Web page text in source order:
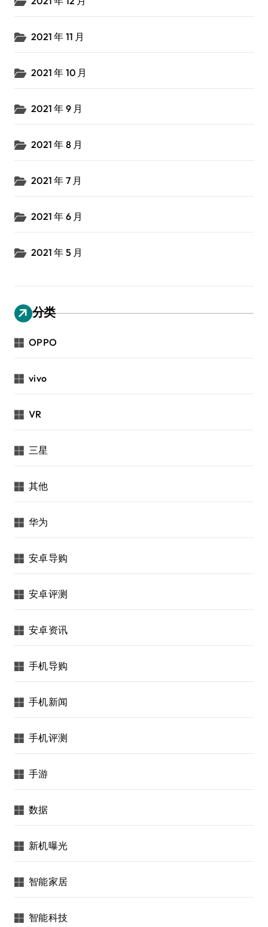
2021 年 11 月
2021 年 10 月
2021 年 9 月
2021 年 8 月
2021 年 7 月
2021 年 6 月
2021 年 5 月
分类
OPPO
vivo
VR
三星
其他
华为
安卓导购
安卓评测
安卓资讯
手机导购
手机新闻
手机评测
手游
数据
新机曝光
智能家居
智能科技